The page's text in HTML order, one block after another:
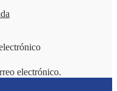
electrónico.